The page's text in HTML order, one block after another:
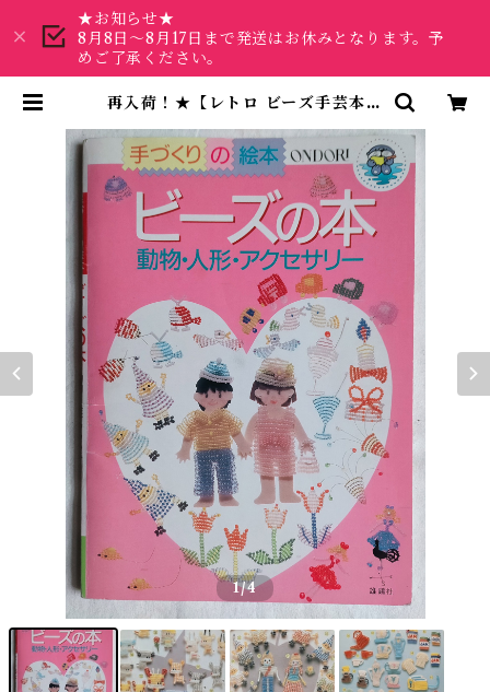
★お知らせ★
8月8日～8月17日まで発送はお休みとなります。予
めご了承ください。
再入荷！★【レトロ ビーズ手芸本】
リー | 昭和レトロな雑貨と本屋
1/4